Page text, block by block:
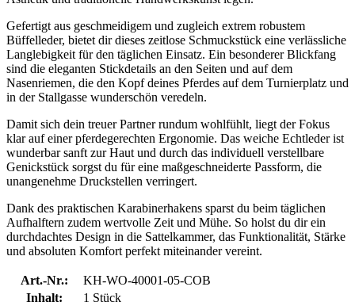
Gefertigt aus geschmeidigem und zugleich extrem robustem
Büffelleder, bietet dir dieses zeitlose Schmuckstück eine verlässliche
Langlebigkeit für den täglichen Einsatz. Ein besonderer Blickfang
sind die eleganten Stickdetails an den Seiten und auf dem
Nasenriemen, die den Kopf deines Pferdes auf dem Turnierplatz und
in der Stallgasse wunderschön veredeln.
Damit sich dein treuer Partner rundum wohlfühlt, liegt der Fokus
klar auf einer pferdegerechten Ergonomie. Das weiche Echtleder ist
wunderbar sanft zur Haut und durch das individuell verstellbare
Genickstück sorgst du für eine maßgeschneiderte Passform, die
unangenehme Druckstellen verringert.
Dank des praktischen Karabinerhakens sparst du beim täglichen
Aufhalftern zudem wertvolle Zeit und Mühe. So holst du dir ein
durchdachtes Design in die Sattelkammer, das Funktionalität, Stärke
und absoluten Komfort perfekt miteinander vereint.
Art.-Nr.:
KH-WO-40001-05-COB
Inhalt:
1 Stück